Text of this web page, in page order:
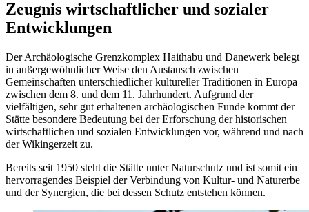
Zeugnis wirtschaftlicher und sozialer
Entwicklungen
Der Archäologische Grenzkomplex Haithabu und Danewerk belegt
in außergewöhnlicher Weise den Austausch zwischen
Gemeinschaften unterschiedlicher kultureller Traditionen in Europa
zwischen dem 8. und dem 11. Jahrhundert. Aufgrund der
vielfältigen, sehr gut erhaltenen archäologischen Funde kommt der
Stätte besondere Bedeutung bei der Erforschung der historischen
wirtschaftlichen und sozialen Entwicklungen vor, während und nach
der Wikingerzeit zu.
Bereits seit 1950 steht die Stätte unter Naturschutz und ist somit ein
hervorragendes Beispiel der Verbindung von Kultur- und Naturerbe
und der Synergien, die bei dessen Schutz entstehen können.